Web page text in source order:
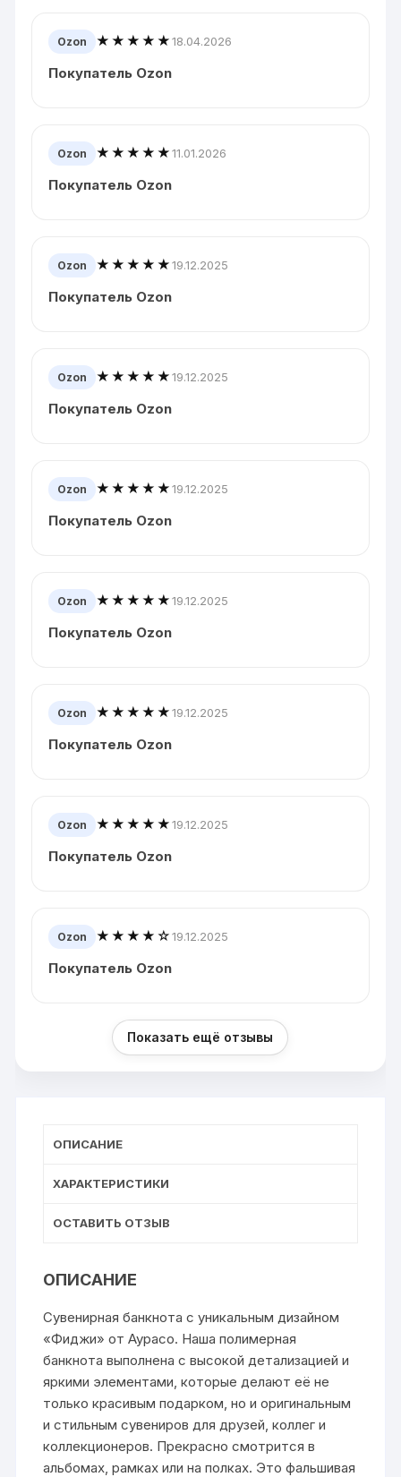
Ozon ★★★★★18.04.2026
Покупатель Ozon
Ozon ★★★★★11.01.2026
Покупатель Ozon
Ozon ★★★★★19.12.2025
Покупатель Ozon
Ozon ★★★★★19.12.2025
Покупатель Ozon
Ozon ★★★★★19.12.2025
Покупатель Ozon
Ozon ★★★★★19.12.2025
Покупатель Ozon
Ozon ★★★★★19.12.2025
Покупатель Ozon
Ozon ★★★★★19.12.2025
Покупатель Ozon
Ozon ★★★★☆19.12.2025
Покупатель Ozon
Показать ещё отзывы
ОПИСАНИЕ
ХАРАКТЕРИСТИКИ
ОСТАВИТЬ ОТЗЫВ
ОПИСАНИЕ
Сувенирная банкнота с уникальным дизайном
«Фиджи» от Аурасо. Наша полимерная
банкнота выполнена с высокой детализацией и
яркими элементами, которые делают её не
только красивым подарком, но и оригинальным
и стильным сувениров для друзей, коллег и
коллекционеров. Прекрасно смотрится в
альбомах, рамках или на полках. Это фальшивая